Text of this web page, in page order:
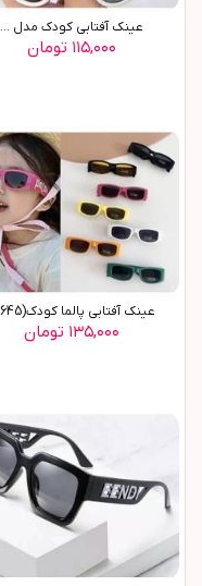
عينک آفتابي کودک مدل ...
۱۱۵,۰۰۰ تومان
عينک آفتابي پالما کودک(9645)
۱۳۵,۰۰۰ تومان